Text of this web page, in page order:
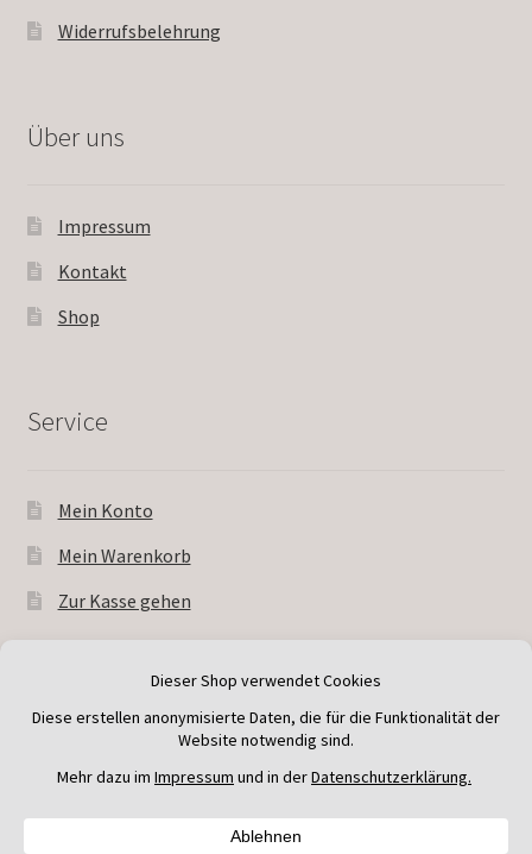
Kakteen-Shop
Verwerfen
Widerrufsbelehrung
Über uns
Impressum
Kontakt
Shop
Service
Mein Konto
Mein Warenkorb
Zur Kasse gehen